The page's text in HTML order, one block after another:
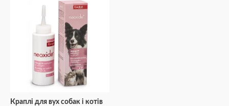
Краплі для вух собак і котів